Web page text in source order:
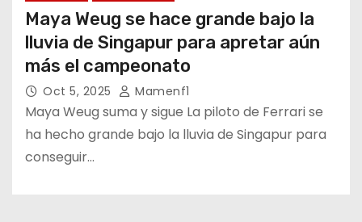
Maya Weug se hace grande bajo la
lluvia de Singapur para apretar aún
más el campeonato
Oct 5, 2025 Mamenf1
Maya Weug suma y sigue La piloto de Ferrari se
ha hecho grande bajo la lluvia de Singapur para
conseguir…